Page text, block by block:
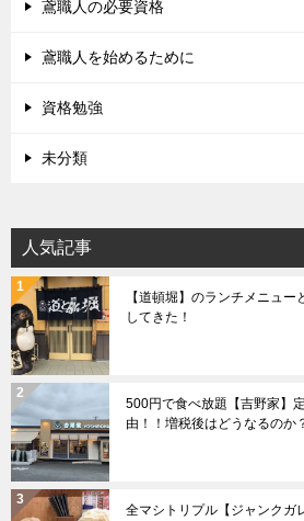
鳶職人の必要資格
鳶職人を始めるために
資格勉強
未分類
人気記事
【道頓堀】のランチメニュ
してきた！
500円で食べ放題【吉野家】
由！！増税後はどうなるのか
全マシトリプル【ジャンクガ